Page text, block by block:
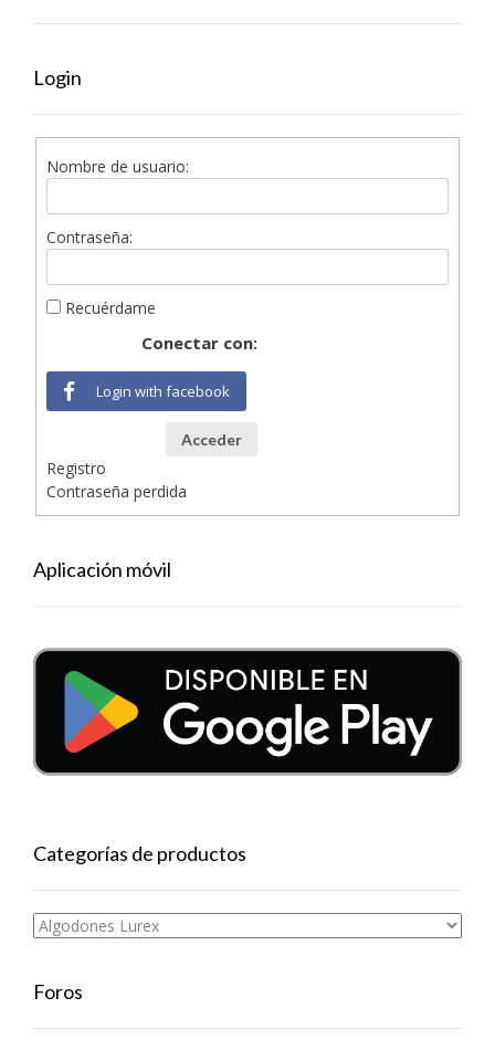
Login
Nombre de usuario:
Contraseña:
Recuérdame
Conectar con:
Login with facebook
Acceder
Registro
Contraseña perdida
Aplicación móvil
Categorías de productos
Foros